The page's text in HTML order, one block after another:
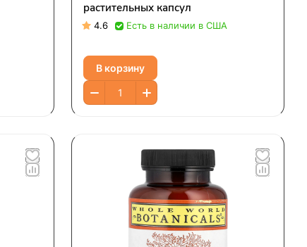
растительных капсул
4.6 Есть в наличии в США
В корзину